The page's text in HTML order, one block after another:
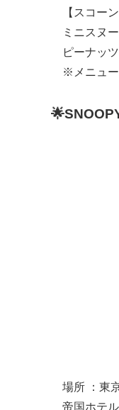
【スコーン
ミニスヌ
ピーナッ
※メニュー
場所 ：東
帝国ホテ